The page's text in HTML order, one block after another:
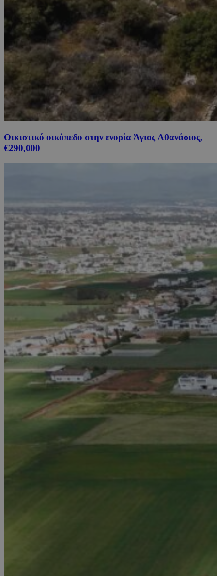
Οικιστικό οικόπεδο στην ενορία Άγιος Αθανάσιος,
€290,000